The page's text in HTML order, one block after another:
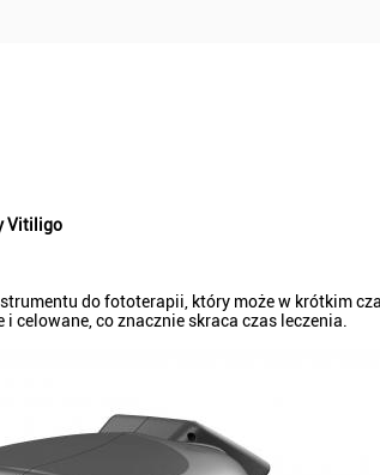
Vitiligo
do fototerapii, który może w krótkim
celowane, co znacznie skraca czas leczenia.